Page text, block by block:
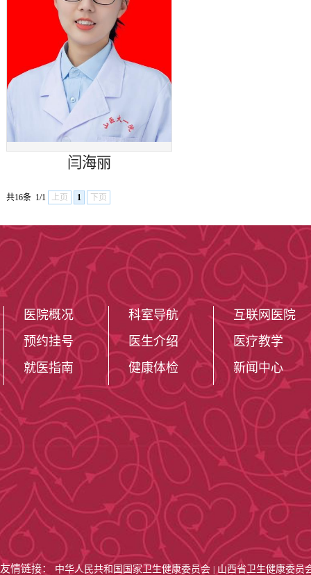
闫海丽
共16条 1/1 上页 1 下页
医院概况
预约挂号
就医指南
科室导航
医生介绍
健康体检
互联网医院
医疗教学
新闻中心
友情链接： 中华人民共和国国家卫生健康委员会 山西省卫生健康委员